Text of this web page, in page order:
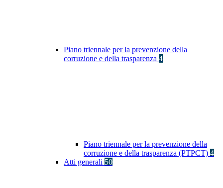
Piano triennale per la prevenzione della
corruzione e della trasparenza 4
Piano triennale per la prevenzione della
corruzione e della trasparenza (PTPCT) 4
Atti generali 50